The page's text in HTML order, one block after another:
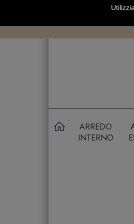
ARREDO
INTERNO